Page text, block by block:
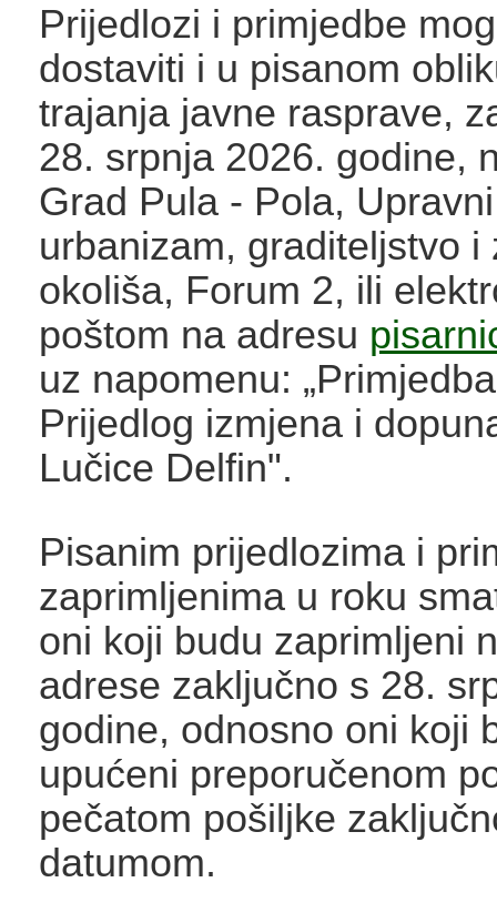
Prijedlozi i primjedbe
dostaviti i u pisanom
trajanja javne rasprave,
28. srpnja 2026. godine,
Grad Pula - Pola,
urbanizam, graditeljstvo i
okoliša, Forum 2, ili
poštom na adresu
uz napomenu:
Prijedlog izmjena i
Lučice Delfin".
Pisanim prijedlozima i
zaprimljenima u roku
oni koji budu zaprimljeni
adrese zaključno s 28.
godine, odnosno oni koji
upućeni preporučenom
pečatom pošiljke
datumom.